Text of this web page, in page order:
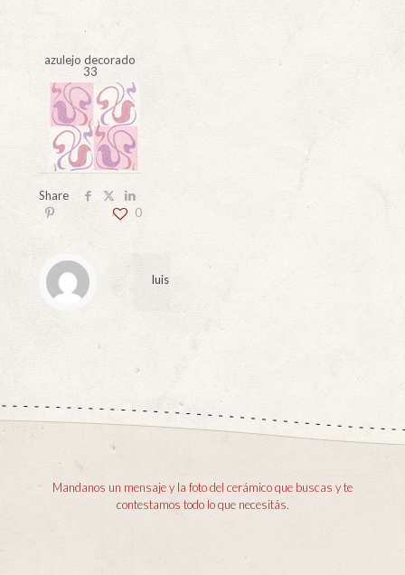
azulejo decorado
33
Share
0
luis
Mandanos un mensaje y la foto del cerámico que buscas y te
contestamos todo lo que necesitás.